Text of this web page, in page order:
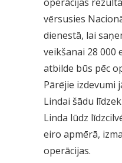
vērsusies
dienestā, lai
veikšanai 28 000
atbilde būs pēc
Pārējie izdevumi
Lindai šādu
Linda lūdz
eiro apmērā,
operācijas.